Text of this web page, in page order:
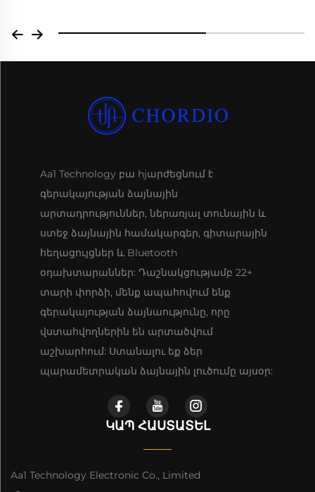
Aa1 Technology բա hjարժեցնում է
գերակայության ձայնային
արտադրություններ, ներառյալ տունային և
ստեջ ձայնային համակարգեր, գիտարային
հեղացույցներ և Bluetooth
օդախտարաններ: Դաշնակցությամբ 22+
տարի փորձի, մենք ապահովում ենք
գերակայության ձայնաությունը, որը
վստահվողներին են արտածվում
աշխարհում: Ստանալու եք ձեր
պարամետրական ձայնային լուծումը այսօր:
ԿԱՊ ՀԱՍՏԱՏԵԼ
Aa1 Technology Electronic Co., Limited